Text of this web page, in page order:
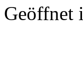
Geöffnet